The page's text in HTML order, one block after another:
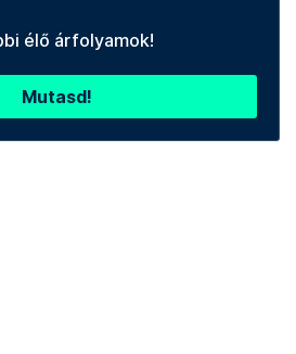
élő árfolyamok!
Mutasd!